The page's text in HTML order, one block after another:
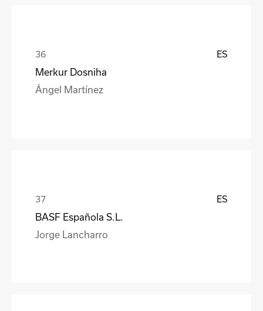
ES
Merkur Dosniha
Ángel Martínez
ES
BASF Española S.L.
Jorge Lancharro